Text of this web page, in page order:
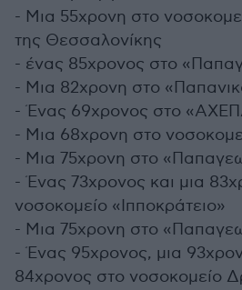
- Μια 55χρονη στο
της Θεσσαλονίκης
- ένας 85χρονος στο
- Μια 82χρονη στο
- Ένας 69χρονος στο
- Μια 68χρονη στο
- Μια 75χρονη στο
- Ένας 73χρονος και μια
νοσοκομείο «Ιπποκράτειο»
- Μια 75χρονη στο
- Ένας 95χρονος, μια
84χρονος στο νοσοκομείο